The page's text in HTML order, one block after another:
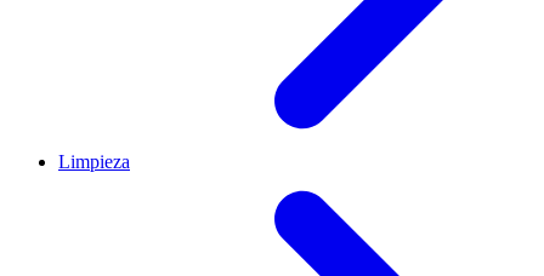
Limpieza